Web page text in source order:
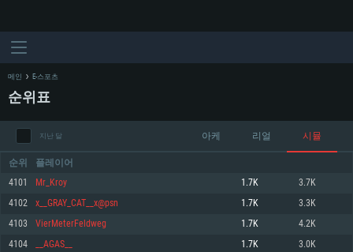
메인 E-스포츠
순위표
지난 달 아케 리얼 시뮬
순위 플레이어
4101 Mr_Kroy 1.7K 3.7K
4102 x__GRAY_CAT__x@psn 1.7K 3.3K
4103 VierMeterFeldweg 1.7K 4.2K
4104 __AGAS__ 1.7K 3.0K